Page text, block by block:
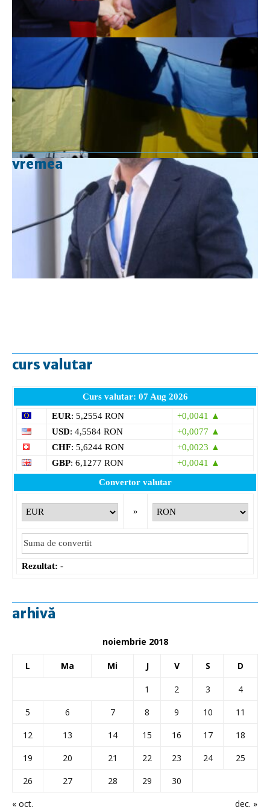
vremea
curs valutar
Curs valutar: 07 Aug 2026
EUR: 5,2554 RON
+0,0041 ▲
USD: 4,5584 RON
+0,0077 ▲
CHF: 5,6244 RON
+0,0023 ▲
GBP: 6,1277 RON
+0,0041 ▲
Convertor valutar
»
Rezultat: -
arhivă
noiembrie 2018
L Ma Mi J V S D
« oct. dec. »
1 2 3
4
5
6 7 8 9 10
11
12
13 14 15 16 17
18
19
20 21 22 23 24
25
26
27 28 29 30